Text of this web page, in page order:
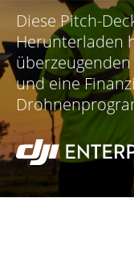
Diese Pitch-
Herunterladen
und eine